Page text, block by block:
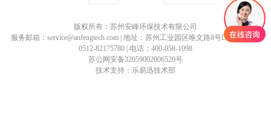
版权所有：苏州安峰环保技术有限公司
服务邮箱：service@anfengtech.com | 地址：苏州工业园区唯文路8号D栋 | 传真：
0512-82175780 | 电话：400-058-1098
苏公网安备32059002006520号
技术支持：乐易迅技术部